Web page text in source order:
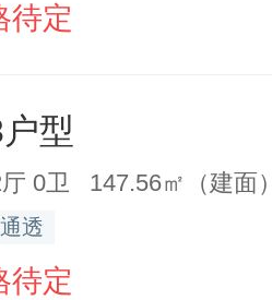
待定
型
0卫 147.56㎡（建面
透
待定